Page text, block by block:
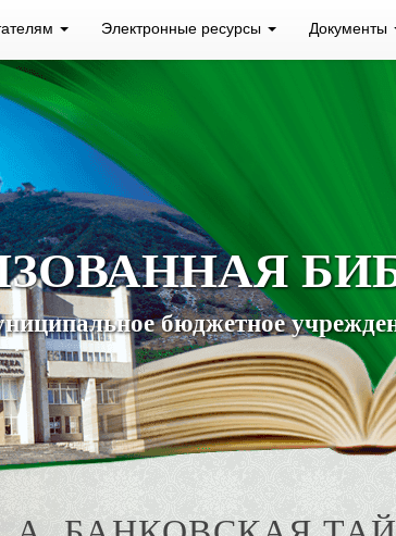
Электронные ресурсы Документы
бюджетное